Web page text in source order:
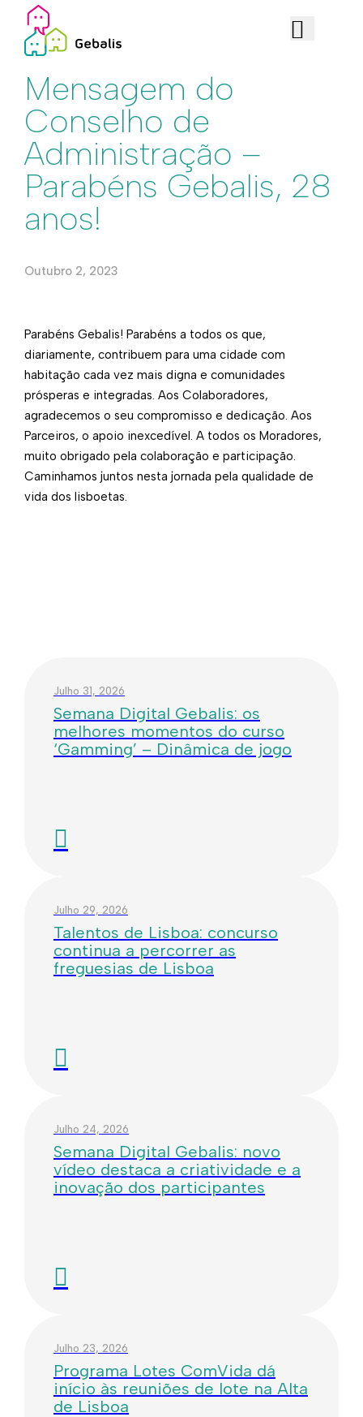
Institucional
Mensagem do
Conselho de
Administração –
Parabéns Gebalis, 28
anos!
Outubro 2, 2023
​Parabéns Gebalis! Parabéns a todos os que,
diariamente, contribuem para uma cidade com
habitação cada vez mais digna e comunidades
prósperas e integradas. Aos Colaboradores,
agradecemos o seu compromisso e dedicação. Aos
Parceiros, o apoio inexcedível. A todos os Moradores,
muito obrigado pela colaboração e participação.
Caminhamos juntos nesta jornada pela qualidade de
vida dos lisboetas.​​
Julho 31, 2026
Semana Digital Gebalis: os
melhores momentos do curso
‘Gamming’ – Dinâmica de jogo
Julho 29, 2026
Talentos de Lisboa: concurso
continua a percorrer as
freguesias de Lisboa
Julho 24, 2026
Semana Digital Gebalis: novo
vídeo destaca a criatividade e a
inovação dos participantes
Julho 23, 2026
Programa Lotes ComVida dá
início às reuniões de lote na Alta
de Lisboa